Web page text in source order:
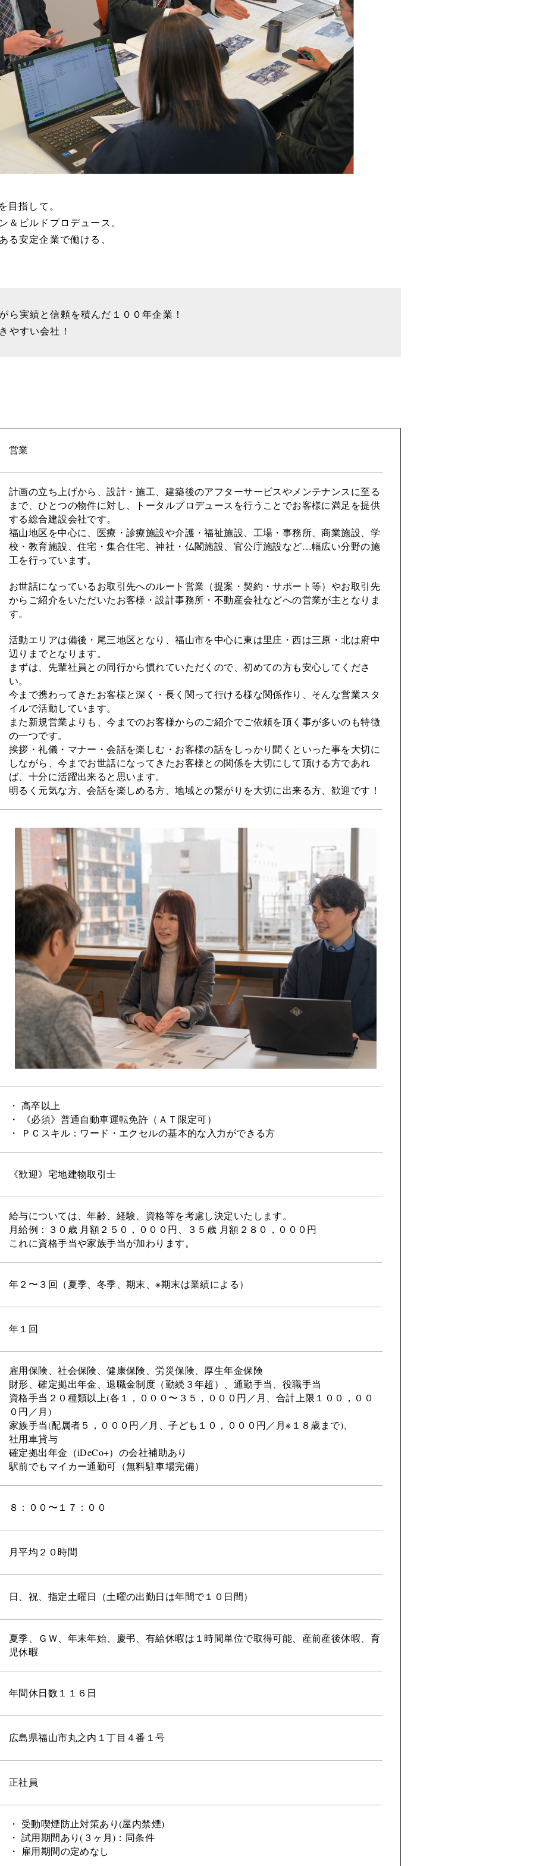
指して。
ビルドプロデュース。
安定企業で働ける、
実績と信頼を積んだ１００年企業！
やすい会社！
営業
計画の立ち上げから、設計・施工、建築後のアフターサービスやメンテナンスに至る
まで、ひとつの物件に対し、トータルプロデュースを行うことでお客様に満足を提供
する総合建設会社です。
福山地区を中心に、医療・診療施設や介護・福祉施設、工場・事務所、商業施設、学
校・教育施設、住宅・集合住宅、神社・仏閣施設、官公庁施設など…幅広い分野の施
工を行っています。
お世話になっているお取引先へのルート営業（提案・契約・サポート等）やお取引先
からご紹介をいただいたお客様・設計事務所・不動産会社などへの営業が主となりま
す。
活動エリアは備後・尾三地区となり、福山市を中心に東は里庄・西は三原・北は府中
辺りまでとなります。
まずは、先輩社員との同行から慣れていただくので、初めての方も安心してくださ
い。
今まで携わってきたお客様と深く・長く関って行ける様な関係作り、そんな営業スタ
イルで活動しています。
また新規営業よりも、今までのお客様からのご紹介でご依頼を頂く事が多いのも特徴
の一つです。
挨拶・礼儀・マナー・会話を楽しむ・お客様の話をしっかり聞くといった事を大切に
しながら、今までお世話になってきたお客様との関係を大切にして頂ける方であれ
ば、十分に活躍出来ると思います。
明るく元気な方、会話を楽しめる方、地域との繋がりを大切に出来る方、歓迎です！
・ 高卒以上
・ 《必須》普通自動車運転免許（ＡＴ限定可）
・ ＰＣスキル：ワード・エクセルの基本的な入力ができる方
《歓迎》宅地建物取引士
給与については、年齢、経験、資格等を考慮し決定いたします。
月給例：３０歳 月額２５０，０００円、３５歳 月額２８０，０００円
これに資格手当や家族手当が加わります。
年２〜３回（夏季、冬季、期末、※期末は業績による）
年１回
雇用保険、社会保険、健康保険、労災保険、厚生年金保険
財形、確定拠出年金、退職金制度（勤続３年超）、通勤手当、役職手当
資格手当２０種類以上(各１，０００〜３５，０００円／月、合計上限１００，００
０円／月)
家族手当(配属者５，０００円／月、子ども１０，０００円／月※１８歳まで)、
社用車貸与
確定拠出年金（iDeCo+）の会社補助あり
駅前でもマイカー通勤可（無料駐車場完備）
８：００〜１７：００
月平均２０時間
日、祝、指定土曜日（土曜の出勤日は年間で１０日間）
夏季、ＧＷ、年末年始、慶弔、有給休暇は１時間単位で取得可能、産前産後休暇、育
児休暇
年間休日数１１６日
広島県福山市丸之内１丁目４番１号
正社員
・ 受動喫煙防止対策あり(屋内禁煙)
・ 試用期間あり(３ヶ月)：同条件
・ 雇用期間の定めなし